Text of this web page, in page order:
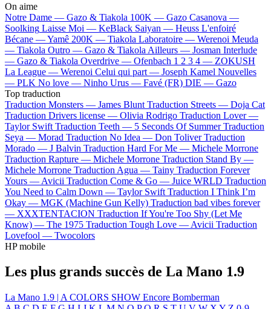
On aime
Notre Dame — Gazo & Tiakola 100K — Gazo Casanova —
Soolking Laisse Moi — KeBlack Saiyan — Heuss L'enfoiré
Bécane —Yamê 200K — Tiakola Laboratoire — Werenoi Meuda
— Tiakola Outro — Gazo & Tiakola Ailleurs — Josman Interlude
— Gazo & Tiakola Overdrive — Ofenbach 1 2 3 4 — ZOKUSH
La League — Werenoi Celui qui part — Joseph Kamel Nouvelles
— PLK No love — Ninho Urus — Favé (FR) DIE — Gazo
Top traduction
Traduction Monsters — James Blunt Traduction Streets — Doja Cat
Traduction Drivers license — Olivia Rodrigo Traduction Lover —
Taylor Swift Traduction Teeth — 5 Seconds Of Summer Traduction
Seya — Morad Traduction No Idea — Don Toliver Traduction
Morado — J Balvin Traduction Hard For Me — Michele Morrone
Traduction Rapture — Michele Morrone Traduction Stand By —
Michele Morrone Traduction Agua — Tainy Traduction Forever
Yours — Avicii Traduction Come & Go — Juice WRLD Traduction
You Need to Calm Down — Taylor Swift Traduction I Think I’m
Okay — MGK (Machine Gun Kelly) Traduction bad vibes forever
— XXXTENTACION Traduction If You're Too Shy (Let Me
Know) — The 1975 Traduction Tough Love — Avicii Traduction
Lovefool — Twocolors
HP mobile
Les plus grands succès de La Mano 1.9
La Mano 1.9 | A COLORS SHOW Encore Bomberman